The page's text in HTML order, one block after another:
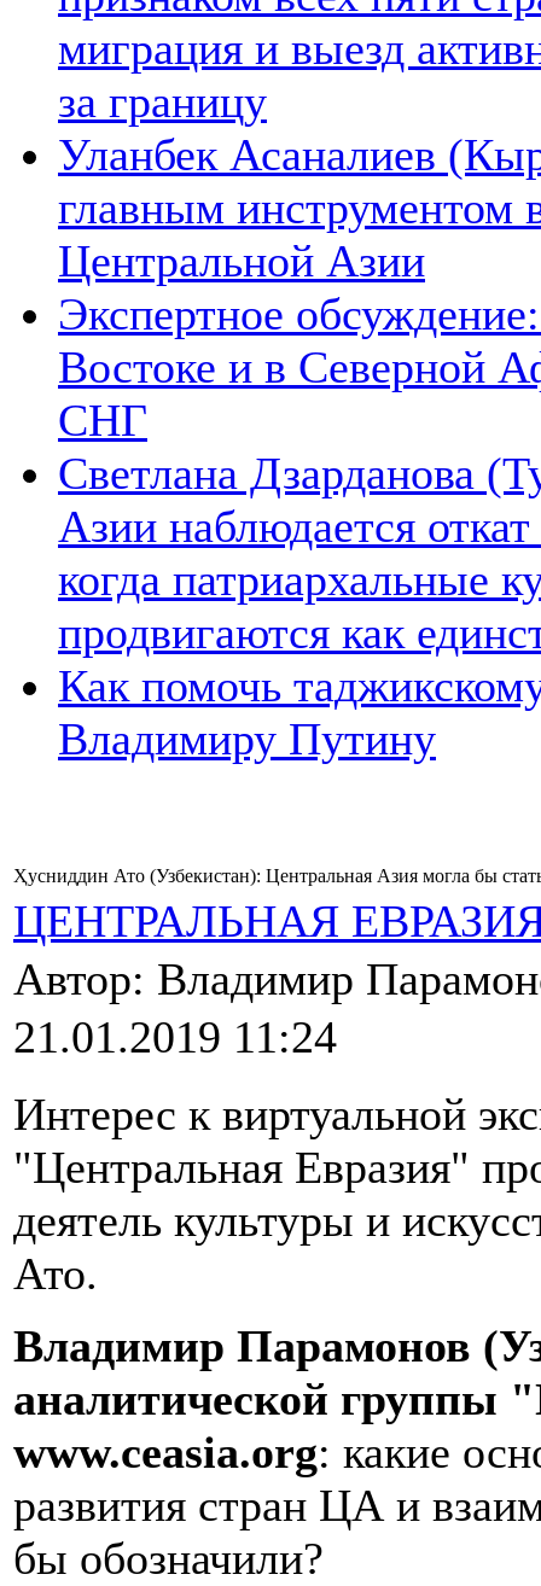
миграция и выезд
за границу
Уланбек Асаналиев
главным инструментом
Центральной Азии
Экспертное
Востоке и в Северной
СНГ
Светлана Дзарданова
Азии наблюдается
когда патриархальные
продвигаются как
Как помочь
Владимиру Путину
Ҳусниддин Ато (Узбекистан): Центральная Азия могла бы
ЦЕНТРАЛЬНАЯ
Автор: Владимир
21.01.2019 11:24
Интерес к виртуальной
"Центральная Евразия"
деятель культуры и
Ато.
Владимир Парамонов
аналитической группы
www.ceasia.org: какие
развития стран ЦА и
бы обозначили?